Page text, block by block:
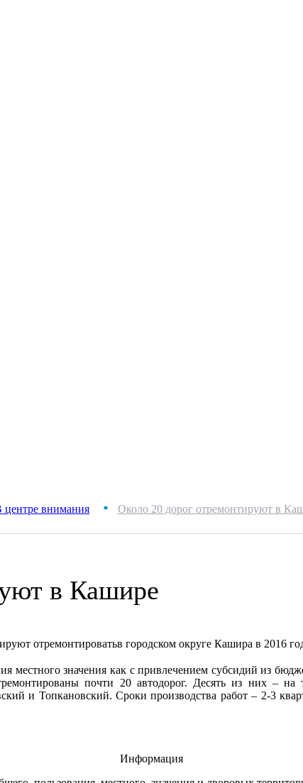
центре внимания ■ Около 20 дорог отремонтируют в
в Кашире
отремонтироватьв городском округе Кашира в 2016
местного значения как с привлечением субсидий из
почти 20 автодорог. Десять из них –
и Топкановский. Сроки производства работ – 2-3
Информация